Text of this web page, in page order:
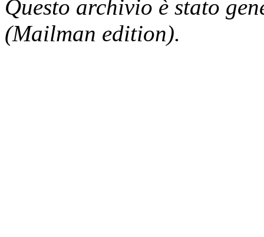
Questo archivio è stato
(Mailman edition).